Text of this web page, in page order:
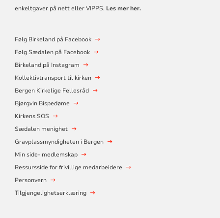
enkeltgaver på nett eller VIPPS. Les mer her.
Følg Birkeland på Facebook
Følg Sædalen på Facebook
Birkeland på Instagram
Kollektivtransport til kirken
Bergen Kirkelige Fellesråd
Bjørgvin Bispedøme
Kirkens SOS
Sædalen menighet
Gravplassmyndigheten i Bergen
Min side- medlemskap
Ressursside for frivillige medarbeidere
Personvern
Tilgjengelighetserklæring